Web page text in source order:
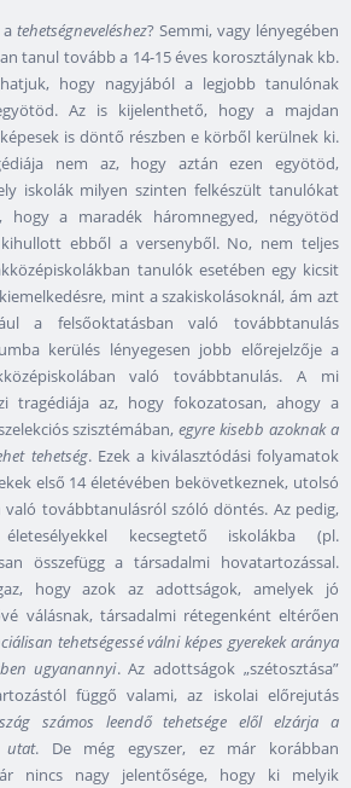
tehetségneveléshez? Semmi, vagy lényegében
tanul tovább a 14-15 éves korosztálynak kb.
hogy nagyjából a legjobb tanulónak
Az is kijelenthető, hogy a majdan
is döntő részben e körből kerülnek ki.
nem az, hogy aztán ezen egyötöd,
iskolák milyen szinten felkészült tanulókat
hogy a maradék háromnegyed, négyötöd
ebből a versenyből. No, nem teljes
tanulók esetében egy kicsit
mint a szakiskolásoknál, ám azt
a felsőoktatásban való továbbtanulás
kerülés lényegesen jobb előrejelzője a
való továbbtanulás. A mi
tragédiája az, hogy fokozatosan, ahogy a
szisztémában,egyre kisebb azoknak a
tehetség. Ezek a kiválasztódási folyamatok
első 14 életévében bekövetkeznek, utolsó
továbbtanulásról szóló döntés. Az pedig,
kecsegtető iskolákba (pl.
összefügg a társadalmi hovatartozással.
hogy azok az adottságok, amelyek jó
válásnak, társadalmi rétegenként eltérően
tehetségessé válni képes gyerekek aránya
ugyanannyi. Az adottságok „szétosztása”
függő valami, az iskolai előrejutás
számos leendő tehetsége elől elzárja a
utat. De még egyszer, ez már korábban
nincs nagy jelentősége, hogy ki melyik